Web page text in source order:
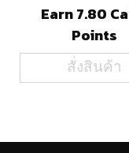
Earn 7.80
Points
สั่งสินค้า